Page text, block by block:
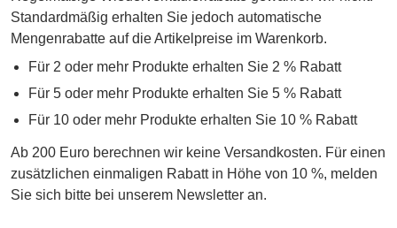
Standardmäßig erhalten Sie jedoch automatische
Mengenrabatte auf die Artikelpreise im Warenkorb.
Für 2 oder mehr Produkte erhalten Sie 2 % Rabatt
Für 5 oder mehr Produkte erhalten Sie 5 % Rabatt
Für 10 oder mehr Produkte erhalten Sie 10 % Rabatt
Ab 200 Euro berechnen wir keine Versandkosten. Für einen
zusätzlichen einmaligen Rabatt in Höhe von 10 %, melden
Sie sich bitte bei unserem Newsletter an.